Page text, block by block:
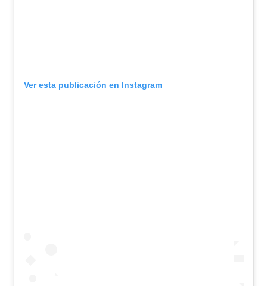
Ver esta publicación en Instagram